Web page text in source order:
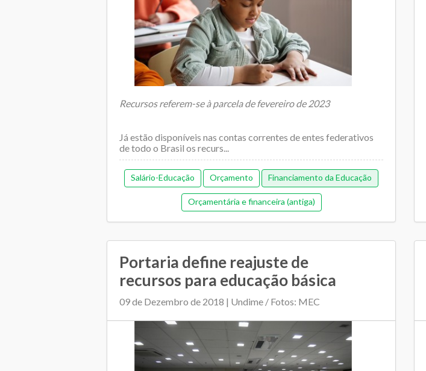
Recursos referem-se à parcela de fevereiro de 2023
Já estão disponíveis nas contas correntes de entes federativos
de todo o Brasil os recurs...
Salário-Educação Orçamento Financiamento da Educação
Orçamentária e financeira (antiga)
Portaria define reajuste de
recursos para educação básica
09 de Dezembro de 2018 | Undime / Fotos: MEC